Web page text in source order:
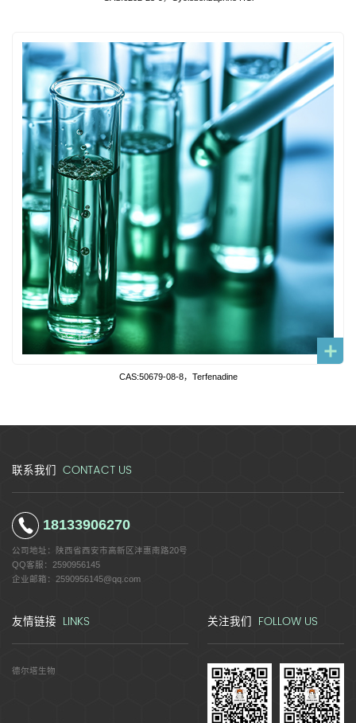
CAS:50679-08-8，Terfenadine
联系我们 CONTACT US
18133906270
公司地址：
陕西省西安市高新区沣惠南路20号
QQ客服： 2590956145
企业邮箱： 2590956145@qq.com
友情链接 LINKS
德尔塔生物
关注我们 FOLLOW US